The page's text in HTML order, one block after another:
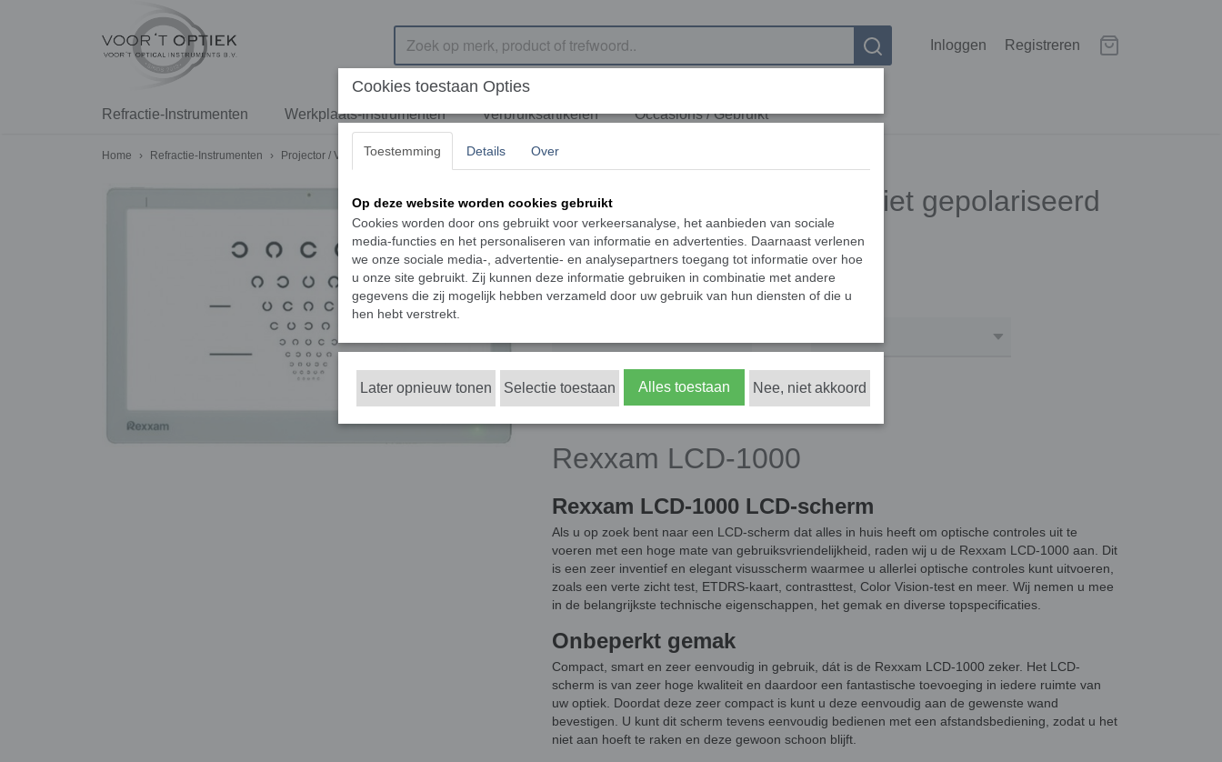
Inloggen Registreren
Refractie-Instrumenten Werkplaats-instrumenten Verbruiksartikelen Occasions / Gebruikt
Home › Refractie-Instrumenten › Projector / Visusscherm › LCD CHART LCD-1000 niet gepolariseerd
LCD CHART LCD-1000 niet gepolariseerd
€ 1957,00 (exclusief btw 21%)
Levertijd vanaf 1 tot 30 dagen
Levering instrument Aantal
Rexxam LCD-1000
Rexxam LCD-1000 LCD-scherm
Als u op zoek bent naar een LCD-scherm dat alles in huis heeft om optische controles uit te
voeren met een hoge mate van gebruiksvriendelijkheid, raden wij u de Rexxam LCD-1000 aan. Dit
is een zeer inventief en elegant visusscherm waarmee u allerlei optische controles kunt uitvoeren,
zoals een verte zicht test, ETDRS-kaart, contrasttest, Color Vision-test en meer. Wij nemen u mee
in de belangrijkste technische eigenschappen, het gemak en diverse topspecificaties.
Onbeperkt gemak
Compact, smart en zeer eenvoudig in gebruik, dát is de Rexxam LCD-1000 zeker. Het LCD-
scherm is van zeer hoge kwaliteit en daardoor een fantastische toevoeging in iedere ruimte van
uw optiek. Doordat deze zeer compact is kunt u deze eenvoudig aan de gewenste wand
bevestigen. U kunt dit scherm tevens eenvoudig bedienen met een afstandsbediening, zodat u het
niet aan hoeft te raken en deze gewoon schoon blijft.
Cookies toestaan Opties
Toestemming Details Over
Op deze website worden cookies gebruikt
Cookies worden door ons gebruikt voor verkeersanalyse, het aanbieden van sociale
media-functies en het personaliseren van informatie en advertenties. Daarnaast verlenen
we onze sociale media-, advertentie- en analysepartners toegang tot informatie over hoe
u onze site gebruikt. Zij kunnen deze informatie gebruiken in combinatie met andere
gegevens die zij mogelijk hebben verzameld door uw gebruik van hun diensten of die u
hen hebt verstrekt.
Later opnieuw tonen Selectie toestaan Alles toestaan Nee, niet akkoord